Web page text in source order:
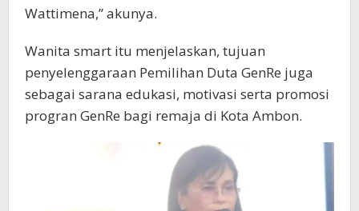
Wattimena,” akunya.
Wanita smart itu menjelaskan, tujuan
penyelenggaraan Pemilihan Duta GenRe juga
sebagai sarana edukasi, motivasi serta promosi
progran GenRe bagi remaja di Kota Ambon.